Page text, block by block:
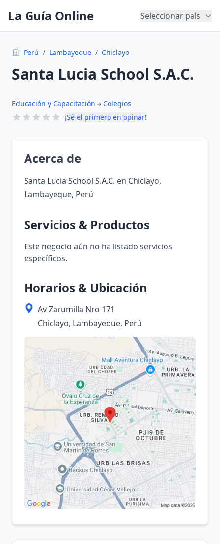
La Guía Online Seleccionar país
Perú / Lambayeque / Chiclayo
Santa Lucia School S.A.C.
Educación y Capacitación
Colegios
¡Sé el primero en opinar!
Acerca de
Santa Lucia School S.A.C. en Chiclayo,
Lambayeque, Perú
Servicios & Productos
Este negocio aún no ha listado servicios
específicos.
Horarios & Ubicación
Av Zarumilla Nro 171
Chiclayo, Lambayeque, Perú